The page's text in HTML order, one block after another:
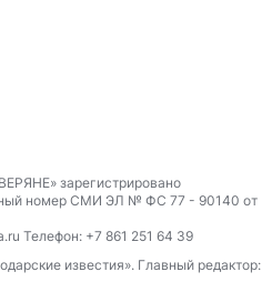
зарегистрировано
номер СМИ ЭЛ № ФС 77 - 90140 от
Телефон: +7 861 251 64 39
известия». Главный редактор: